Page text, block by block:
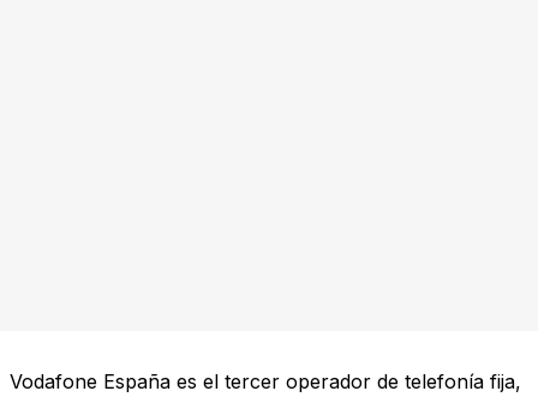
Vodafone España es el tercer operador de telefonía fija,